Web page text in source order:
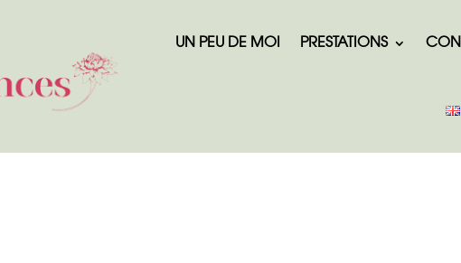
UN PEU DE MOI PRESTATIONS